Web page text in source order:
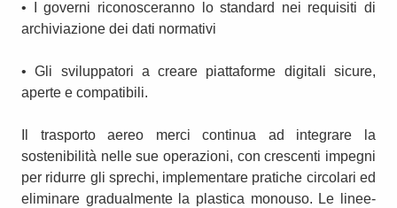
• I governi riconosceranno lo standard nei requisiti di
archiviazione dei dati normativi
• Gli sviluppatori a creare piattaforme digitali sicure,
aperte e compatibili.
Il trasporto aereo merci continua ad integrare la
sostenibilità nelle sue operazioni, con crescenti impegni
per ridurre gli sprechi, implementare pratiche circolari ed
eliminare gradualmente la plastica monouso. Le linee-